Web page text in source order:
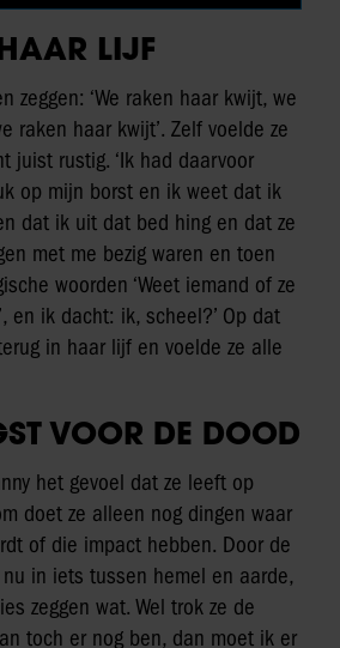
LIJF
zeggen: ‘We raken haar kwijt, we
raken haar kwijt’. Zelf voelde ze
juist rustig. ‘Ik had daarvoor
op mijn borst en ik weet dat ik
dat ik uit dat bed hing en dat ze
met me bezig waren en toen
woorden ‘Weet iemand of ze
en ik dacht: ik, scheel?’ Op dat
in haar lijf en voelde ze alle
VOOR DE DOOD
het gevoel dat ze leeft op
doet ze alleen nog dingen waar
of die impact hebben. Door de
in iets tussen hemel en aarde,
zeggen wat. Wel trok ze de
toch er nog ben, dan moet ik er